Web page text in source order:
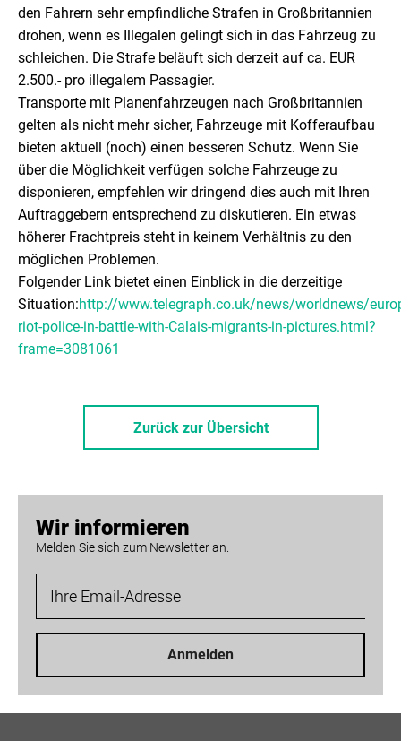
den Fahrern sehr empfindliche Strafen in Großbritannien
drohen, wenn es Illegalen gelingt sich in das Fahrzeug zu
schleichen. Die Strafe beläuft sich derzeit auf ca. EUR
2.500.- pro illegalem Passagier.
Transporte mit Planenfahrzeugen nach Großbritannien
gelten als nicht mehr sicher, Fahrzeuge mit Kofferaufbau
bieten aktuell (noch) einen besseren Schutz. Wenn Sie
über die Möglichkeit verfügen solche Fahrzeuge zu
disponieren, empfehlen wir dringend dies auch mit Ihren
Auftraggebern entsprechend zu diskutieren. Ein etwas
höherer Frachtpreis steht in keinem Verhältnis zu den
möglichen Problemen.
Folgender Link bietet einen Einblick in die derzeitige
Situation:http://www.telegraph.co.uk/news/worldnews/
riot-police-in-battle-with-Calais-migrants-in-pictures.html?
frame=3081061
Zurück zur Übersicht
Wir informieren
Melden Sie sich zum Newsletter an.
Anmelden